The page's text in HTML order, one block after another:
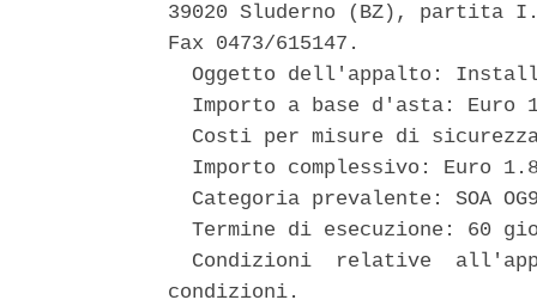
39020 Sluderno (BZ), partita
Fax 0473/615147.
Oggetto dell'appalto:
Importo a base d'asta: Euro
Costi per misure di
Importo complessivo: Euro
Categoria prevalente: SOA
Termine di esecuzione: 60
Condizioni  relative
condizioni.